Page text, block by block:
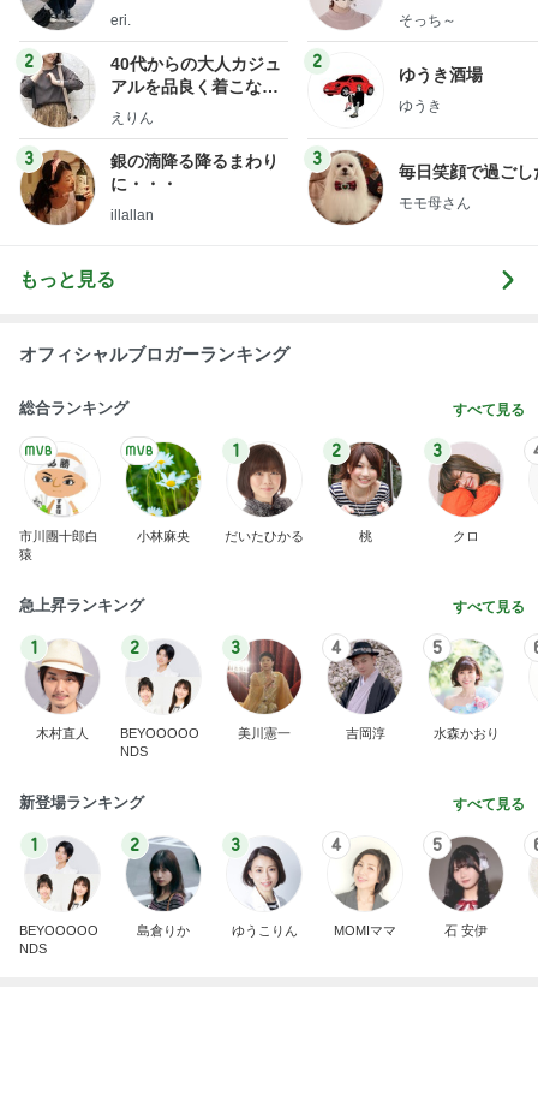
eri.
2
40代からの大人カジュ
アルを品良く着こなす
ファッションブログ
えりん
3
銀の滴降る降るまわり
に・・・
illallan
献立
そっち～
2
ゆうき酒場
ゆうき
3
毎日笑顔で過ごし
モモ母さん
もっと見る
オフィシャルブロガーランキング
総合ランキング すべて見る
市川團十郎白
猿
小林麻央
1
だいたひかる
2
桃
3
クロ
急上昇ランキング すべて見る
1
木村直人
2
BEYOOOOO
NDS
3
美川憲一
4
吉岡淳
5
水森かおり
新登場ランキング すべて見る
1
BEYOOOOO
NDS
2
島倉りか
3
ゆうこりん
4
MOMIママ
5
石 安伊